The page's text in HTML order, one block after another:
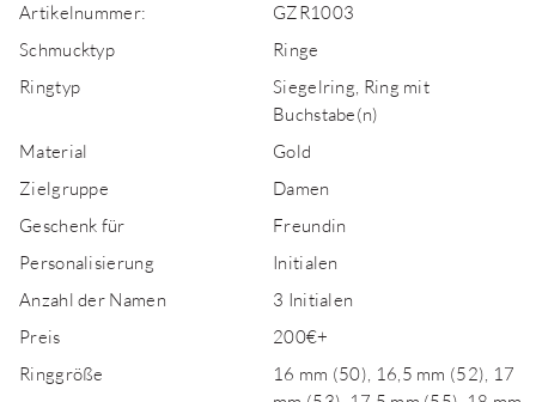
Artikelnummer:
GZR1003
Schmucktyp
Ringe
Ringtyp
Siegelring, Ring mit
Buchstabe(n)
Material
Gold
Zielgruppe
Damen
Geschenk für
Freundin
Personalisierung
Initialen
Anzahl der Namen
3 Initialen
Preis
200€+
Ringgröße
16 mm (50), 16,5 mm (52), 17